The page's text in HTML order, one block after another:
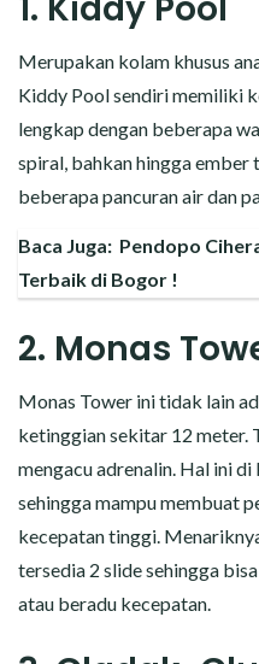
Merupakan kolam khusus
Kiddy Pool sendiri memiliki
lengkap dengan beberapa
spiral, bahkan hingga ember
beberapa pancuran air dan
Baca Juga: Pendopo
Terbaik di Bogor !
2. Monas
Monas Tower ini tidak lain
ketinggian sekitar 12 meter.
mengacu adrenalin. Hal ini
sehingga mampu membuat
kecepatan tinggi.
tersedia 2 slide sehingga
atau beradu kecepatan.